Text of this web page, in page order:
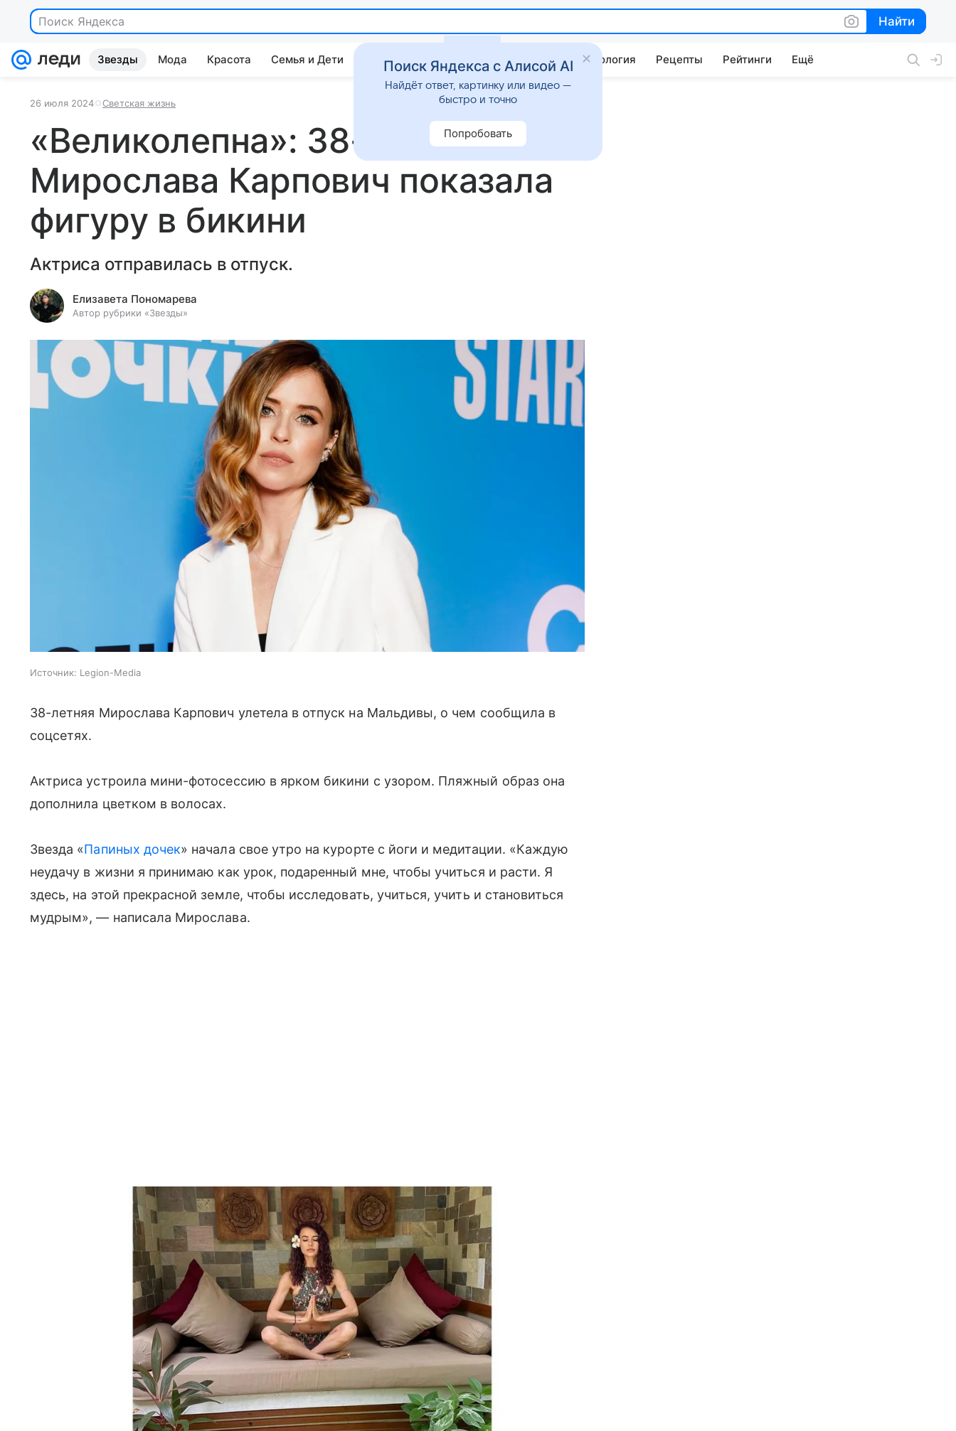
Поиск Яндекса Найти
Найти
Звезды Мода Красота Семья и Дети Дом Гороскопы Стиль жизни Психология Рецепты Рейтинги Ещё
26 июля 2024 Светская жизнь
«Великолепна»: 38-летняя
Мирослава Карпович показала
фигуру в бикини
Актриса отправилась в отпуск.
Елизавета Пономарева
Автор рубрики «Звезды»
Источник: Legion-Media
38-летняя Мирослава Карпович улетела в отпуск на Мальдивы, о чем сообщила в
соцсетях.
Актриса устроила мини-фотосессию в ярком бикини с узором. Пляжный образ она
дополнила цветком в волосах.
Звезда «Папиных дочек» начала свое утро на курорте с йоги и медитации. «Каждую
неудачу в жизни я принимаю как урок, подаренный мне, чтобы учиться и расти. Я
здесь, на этой прекрасной земле, чтобы исследовать, учиться, учить и становиться
мудрым», — написала Мирослава.
Поиск Яндекса с Алисой AI
Найдёт ответ, картинку или видео —
быстро и точно
Попробовать